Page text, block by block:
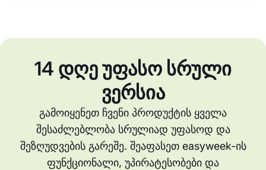
14 დღე უფასო სრული
ვერსია
გამოიყენეთ ჩვენი პროდუქტის ყველა
შესაძლებლობა სრულიად უფასოდ და
შეზღუდვების გარეშე. შეაფასეთ easyweek-ის
ფუნქციონალი, უპირატესობები და